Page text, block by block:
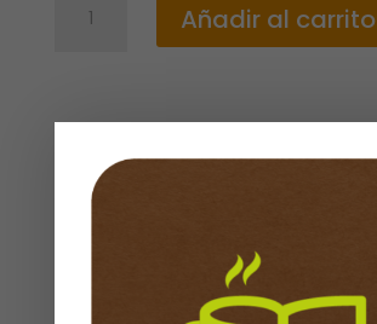
PODER
HIJOS/MARY
RUTH
Añadir al carrito
Propiedades
Referencia de producto
Dimensiones: